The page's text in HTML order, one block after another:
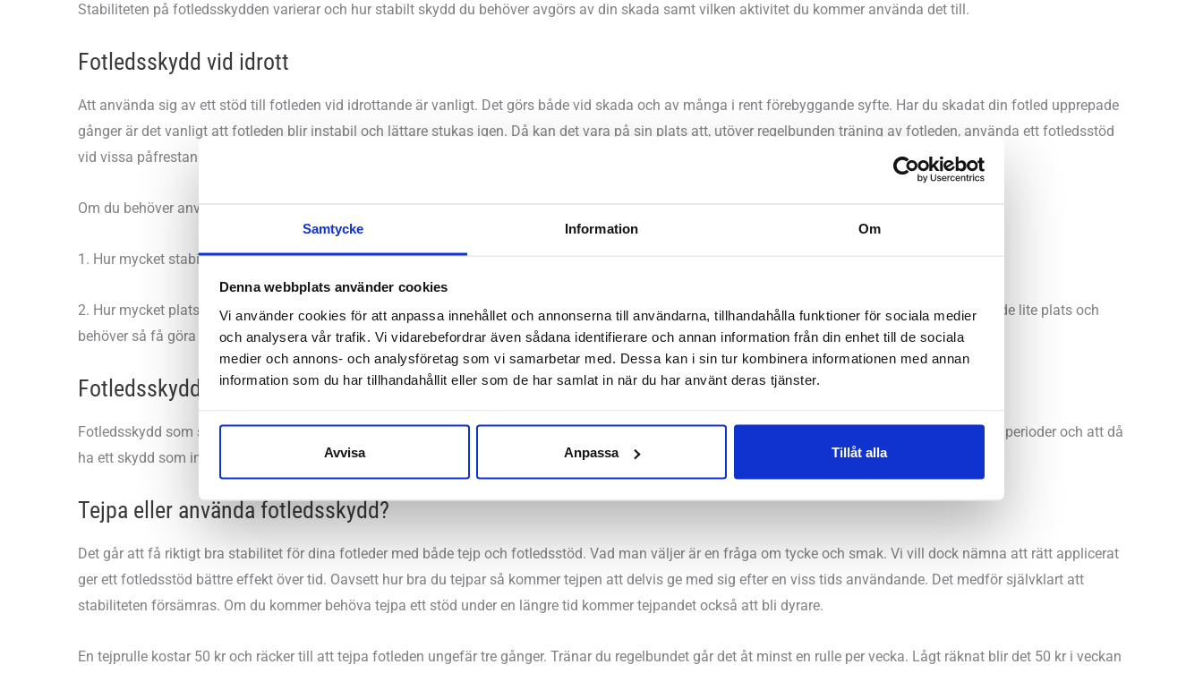
Samtycke Information Om
Denna webbplats använder cookies
Vi använder cookies för att anpassa innehållet och annonserna till användarna, tillhandahålla funktioner för sociala medier
och analysera vår trafik. Vi vidarebefordrar även sådana identifierare och annan information från din enhet till de sociala
medier och annons- och analysföretag som vi samarbetar med. Dessa kan i sin tur kombinera informationen med annan
information som du har tillhandahållit eller som de har samlat in när du har använt deras tjänster.
Avvisa Anpassa Tillåt alla
Stabiliteten på fotledsskydden varierar och hur stabilt skydd du behöver avgörs av din skada samt vilken aktivitet du kommer använda det till.
Fotledsskydd vid idrott
Att använda sig av ett stöd till fotleden vid idrottande är vanligt. Det görs både vid skada och av många i rent förebyggande syfte. Har du skadat din fotled upprepade
gånger är det vanligt att fotleden blir instabil och lättare stukas igen. Då kan det vara på sin plats att, utöver regelbunden träning av fotleden, använda ett fotledsstöd
vid vissa påfrestande aktiviteter.
Om du behöver använda fotledsstödet till idrott behöver du tänka på två detaljer:
1. Hur mycket stabilitet behöver du? Kort och gott, hur instabil är din fotled. Använd inte stabilare modeller än vad just din fotled behöver.
2. Hur mycket plats har du i dina skor? Våra fotledsskydd är smidiga och används av våra kunder i både fotbollsskor och löparskor. Självklart stjäl de lite plats och
behöver så få göra men de allra flesta brukar utan problem kunna använda dem i de skor man vanligtvis tränar och spelar i.
Fotledsskydd i vardagen
Fotledsskydd som ska användas i vardagen behöver vara luftgenomsläppliga för att ge huden en bra miljö. Ofta blir skydden använda under långa perioder och att då
ha ett skydd som inte andas kan ställa till besvär. Sikta på ett skydd som är stickat och släpper igenom luften effektivt.
Tejpa eller använda fotledsskydd?
Det går att få riktigt bra stabilitet för dina fotleder med både tejp och fotledsstöd. Vad man väljer är en fråga om tycke och smak. Vi vill dock nämna att rätt applicerat
ger ett fotledsstöd bättre effekt över tid. Oavsett hur bra du tejpar så kommer tejpen att delvis ge med sig efter en viss tids användande. Det medför självklart att
stabiliteten försämras. Om du kommer behöva tejpa ett stöd under en längre tid kommer tejpandet också att bli dyrare.
En tejprulle kostar 50 kr och räcker till att tejpa fotleden ungefär tre gånger. Tränar du regelbundet går det åt minst en rulle per vecka. Lågt räknat blir det 50 kr i veckan